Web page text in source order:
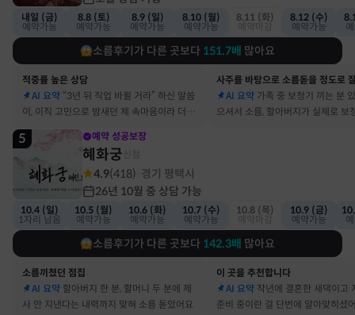
내일 (금)
예약가능
8.8 (토)
예약가능
8.9 (일)
예약가능
8.10 (월)
예약가능
8.11 (화)
8.12 (수)
예약가능
소름후기가 다른 곳보다 151.7배 많아요
적중률 높은 상담
AI 요약 “3년 뒤 직업 바뀔 거라” 하신 말씀
이, 이직 고민으로 밤새던 제 속마음이라 더 신
기했어요
AI 요약 가족 중 보청기 끼는 분
으셔서 소름, 할아버지가 실제로 보
5 예약 성공보장
혜화궁
4.9(418) 경기 평택시
26년 10월 중 상담 가능
10.4 (일)
1자리 남음
10.5 (월)
예약가능
10.6 (화)
예약가능
10.7 (수)
예약가능
10.8 (목)
10.9 (금)
예약가능
소름후기가 다른 곳보다 142.3배 많아요
소름끼쳤던 점집
AI 요약 할아버지 한 분, 할머니 두 분에 제
사 안 지낸다는 내력까지 맞혀 소름 돋았어요
이 곳을 추천합니다
AI 요약 작년에 결혼한 새댁이고
준비 중이란 걸 단번에 알아맞히셨